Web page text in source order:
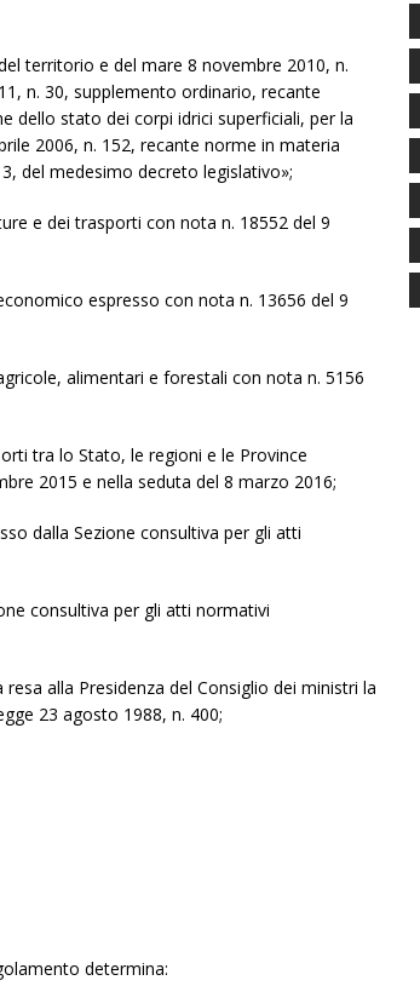
territorio e del mare 8 novembre 2010, n.
n. 30, supplemento ordinario, recante
dello stato dei corpi idrici superficiali, per la
2006, n. 152, recante norme in materia
del medesimo decreto legislativo»;
e dei trasporti con nota n. 18552 del 9
espresso con nota n. 13656 del 9
alimentari e forestali con nota n. 5156
tra lo Stato, le regioni e le Province
2015 e nella seduta del 8 marzo 2016;
dalla Sezione consultiva per gli atti
consultiva per gli atti normativi
alla Presidenza del Consiglio dei ministri la
23 agosto 1988, n. 400;
determina: